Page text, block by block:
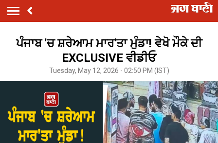
ਪੰਜਾਬ 'ਚ ਸ਼ਰੇਆਮ ਮਾਰ'ਤਾ ਮੁੰਡਾ! ਵੇਖੋ ਮੌਕੇ ਦੀ
EXCLUSIVE ਵੀਡੀਓ
Tuesday, May 12, 2026 - 02:50 PM (IST)